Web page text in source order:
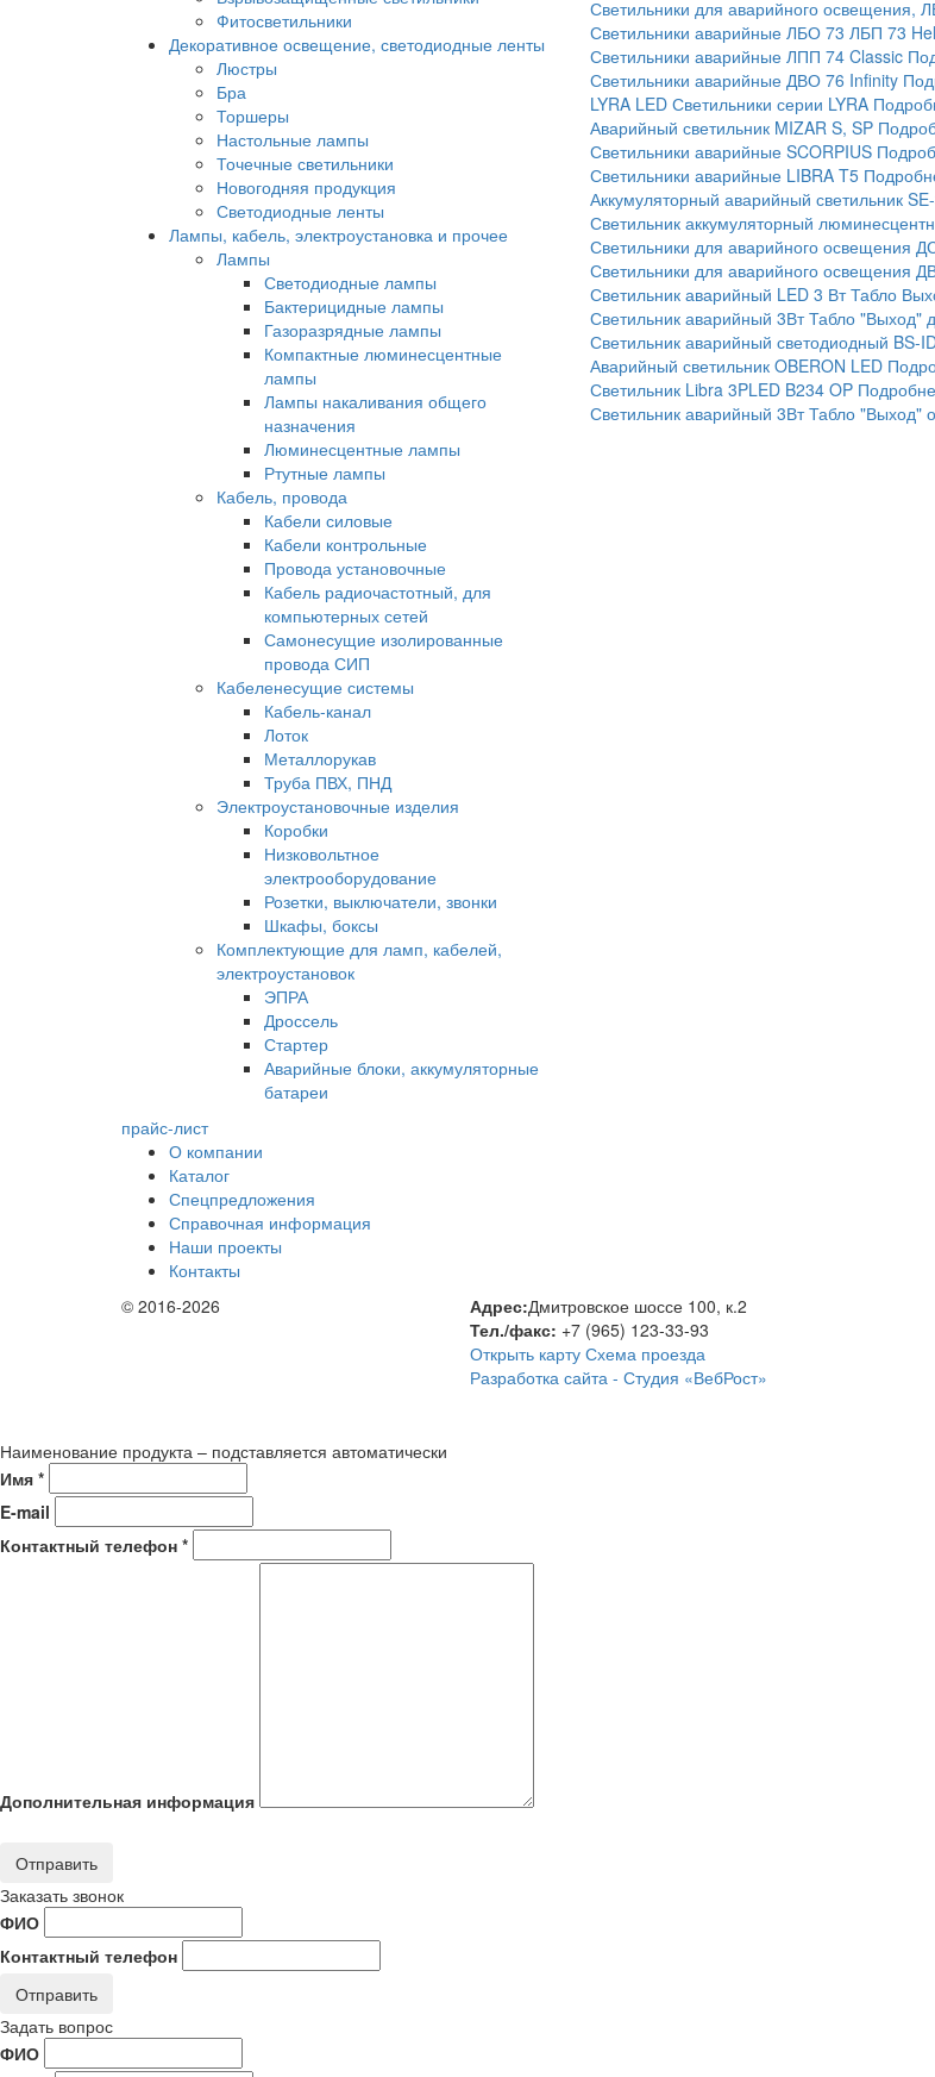
Фитосветильники
Декоративное освещение, светодиодные ленты
Люстры
Бра
Торшеры
Настольные лампы
Точечные светильники
Новогодняя продукция
Светодиодные ленты
Лампы, кабель, электроустановка и прочее
Лампы
Светодиодные лампы
Бактерицидные лампы
Газоразрядные лампы
Компактные люминесцентные
лампы
Лампы накаливания общего
назначения
Люминесцентные лампы
Ртутные лампы
Кабель, провода
Кабели силовые
Кабели контрольные
Провода установочные
Кабель радиочастотный, для
компьютерных сетей
Самонесущие изолированные
провода СИП
Кабеленесущие системы
Кабель-канал
Лоток
Металлорукав
Труба ПВХ, ПНД
Электроустановочные изделия
Коробки
Низковольтное
электрооборудование
Розетки, выключатели, звонки
Шкафы, боксы
Комплектующие для ламп, кабелей,
электроустановок
ЭПРА
Дроссель
Стартер
Аварийные блоки, аккумуляторные
батареи
прайс-лист
Светильники для аварийного освещения,
Светильники аварийные ЛБО 73 ЛБП 73
Светильники аварийные ЛПП 74 Classic
Светильники аварийные ДВО 76 Infinity
LYRA LED Светильники серии LYRA
Аварийный светильник MIZAR S, SP
Светильники аварийные SCORPIUS
Светильники аварийные LIBRA T5
Аккумуляторный аварийный светильник
Светильник аккумуляторный
Светильники для аварийного освещения
Светильники для аварийного освещения
Светильник аварийный LED 3 Вт Табло
Светильник аварийный 3Вт Табло "Выход"
Светильник аварийный светодиодный BS-
Аварийный светильник OBERON LED
Светильник Libra 3PLED B234 OP
Светильник аварийный 3Вт Табло "Выход"
О компании
Каталог
Спецпредложения
Справочная информация
Наши проекты
Контакты
© 2016-2026
Адрес:Дмитровское шоссе 100, к.2
Тел./факс: +7 (965) 123-33-93
Открыть карту Схема проезда
Разработка сайта - Студия «ВебРост»
Наименование продукта – подставляется автоматически
Имя *
E-mail
Контактный телефон *
Дополнительная информация
Отправить
Заказать звонок
ФИО
Контактный телефон
Отправить
Задать вопрос
ФИО